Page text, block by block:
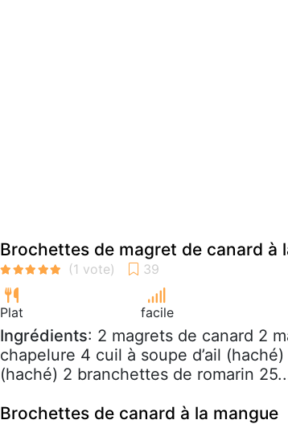
Brochettes de magret de canard à
Plat facile
Ingrédients: 2 magrets de canard 2
chapelure 4 cuil à soupe d’ail
(haché) 2 branchettes de romarin
Brochettes de canard à la mangue